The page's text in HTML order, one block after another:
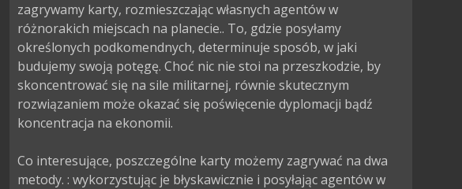
zagrywamy karty, rozmieszczając własnych agentów w
różnorakich miejscach na planecie.. To, gdzie posyłamy
określonych podkomendnych, determinuje sposób, w jaki
budujemy swoją potęgę. Choć nic nie stoi na przeszkodzie, by
skoncentrować się na sile militarnej, równie skutecznym
rozwiązaniem może okazać się poświęcenie dyplomacji bądź
koncentracja na ekonomii.
Co interesujące, poszczególne karty możemy zagrywać na dwa
metody. : wykorzystując je błyskawicznie i posyłając agentów w